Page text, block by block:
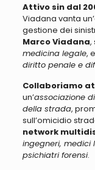
Attivo sin dal
Viadana vanta
gestione dei
Marco Viadana,
medicina legale,
diritto penale e
Collaboriamo
un’associazione
della strada,
sull’omicidio
network
ingegneri, medici
psichiatri forensi.